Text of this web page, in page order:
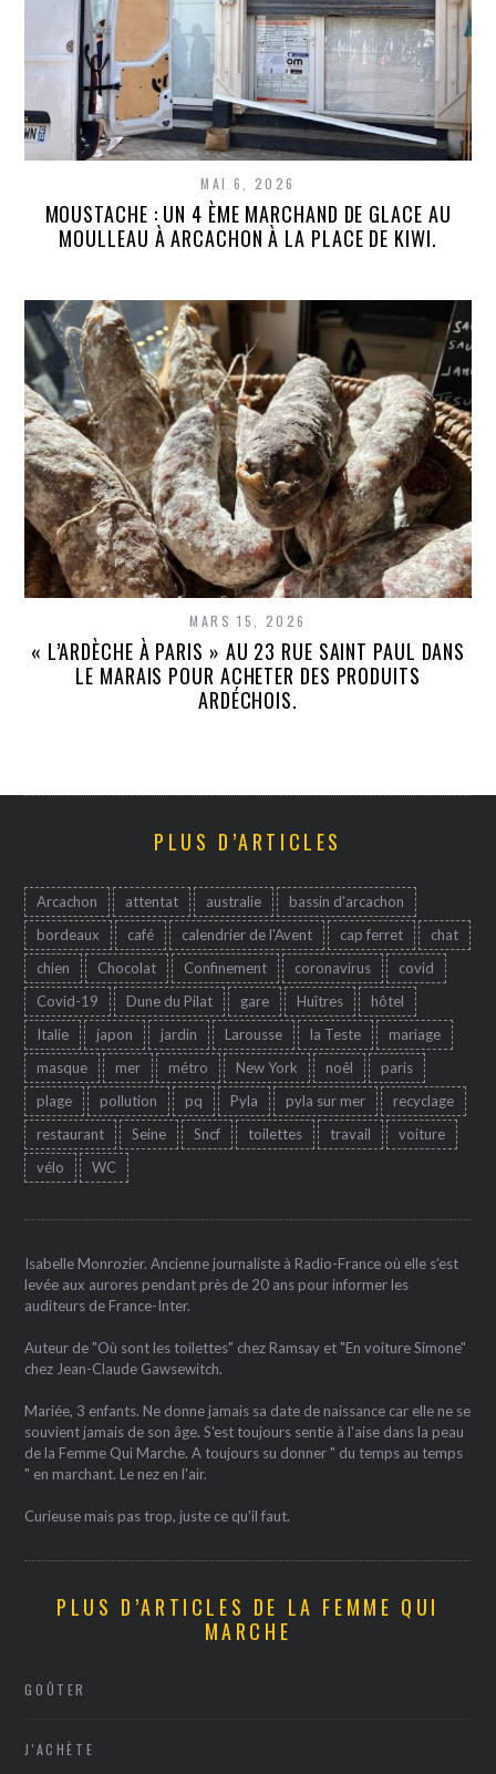
MAI 6, 2026
MOUSTACHE : UN 4 ÈME MARCHAND DE GLACE AU
MOULLEAU À ARCACHON À LA PLACE DE KIWI.
MARS 15, 2026
« L’ARDÈCHE À PARIS » AU 23 RUE SAINT PAUL DANS
LE MARAIS POUR ACHETER DES PRODUITS
ARDÉCHOIS.
PLUS D’ARTICLES
Arcachon attentat australie
bassin d'arcachon
bordeaux
café calendrier de l'Avent cap ferret
chat
chien
Chocolat Confinement coronavirus
covid
Covid-19
Dune du Pilat gare Huîtres
hôtel
Italie
japon jardin Larousse la Teste
mariage
masque
mer métro New York noêl
paris
plage
pollution pq Pyla pyla sur mer
recyclage
restaurant
Seine Sncf toilettes travail
voiture
vélo
WC
Isabelle Monrozier. Ancienne journaliste à Radio-France où elle s'est
levée aux aurores pendant près de 20 ans pour informer les
auditeurs de France-Inter.
Auteur de "Où sont les toilettes" chez Ramsay et "En voiture Simone"
chez Jean-Claude Gawsewitch.
Mariée, 3 enfants. Ne donne jamais sa date de naissance car elle ne se
souvient jamais de son âge. S'est toujours sentie à l'aise dans la peau
de la Femme Qui Marche. A toujours su donner " du temps au temps
" en marchant. Le nez en l'air.
Curieuse mais pas trop, juste ce qu'il faut.
PLUS D’ARTICLES DE LA FEMME QUI
MARCHE
GOÛTER
J'ACHÈTE